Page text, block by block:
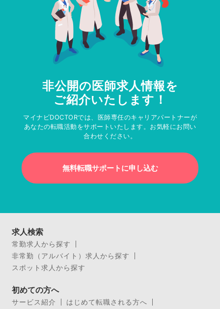
非公開の医師求人情報を
ご紹介いたします！
マイナビDOCTORでは、医師専任のキャリアパートナーが
あなたの転職活動をサポートいたします。お気軽にお問い
合わせください。
無料転職サポートに申し込む
求人検索
常勤求人から探す
非常勤（アルバイト）求人から探す
スポット求人から探す
初めての方へ
サービス紹介
はじめて転職される方へ